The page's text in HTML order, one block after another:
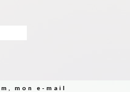
mon e-mail